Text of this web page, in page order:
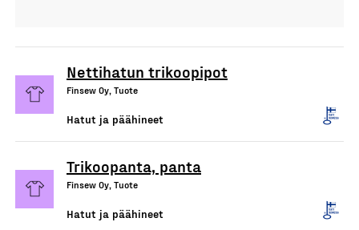
Nettihatun trikoopipot
Finsew Oy, Tuote
Hatut ja päähineet
Trikoopanta, panta
Finsew Oy, Tuote
Hatut ja päähineet